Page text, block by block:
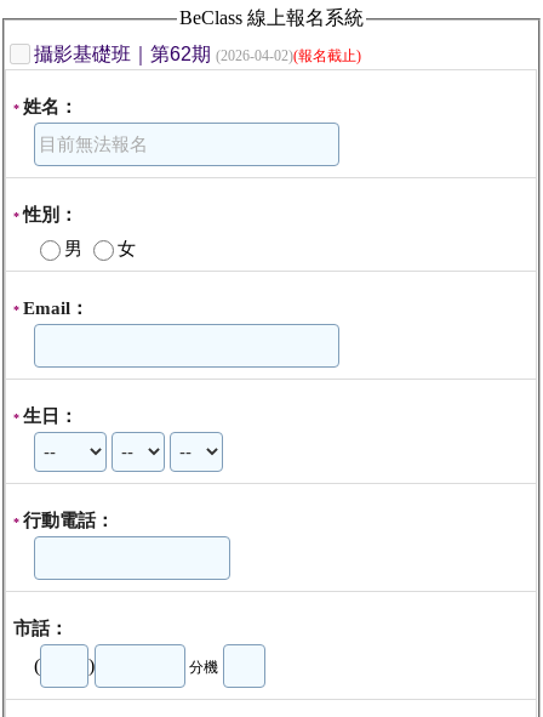
BeClass 線上報名系統
攝影基礎班｜第62期 (2026-04-02)(報名截止)
*姓名：
*性別：
男
女
* Email：
*生日：
*行動電話：
市話：
( ) 分機